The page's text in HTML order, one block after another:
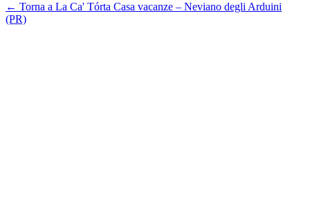
← Torna a La Ca' Tórta Casa vacanze – Neviano degli Arduini
(PR)